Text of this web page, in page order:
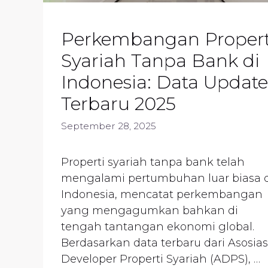
Perkembangan
Syariah Tanpa Bank di
Indonesia: Data Update
Terbaru 2025
September 28, 2025
Properti syariah tanpa bank telah
mengalami pertumbuhan luar biasa
Indonesia, mencatat perkembangan
yang mengagumkan bahkan di
tengah tantangan ekonomi global.
Berdasarkan data terbaru dari
Developer Properti Syariah (ADPS), …